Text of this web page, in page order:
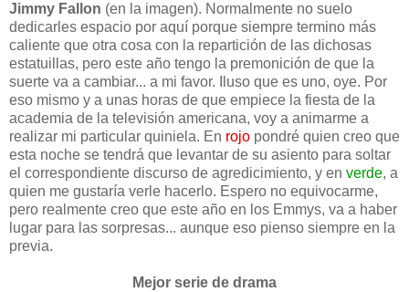
Jimmy Fallon (en la imagen). Normalmente no suelo
dedicarles espacio por aquí porque siempre termino más
caliente que otra cosa con la repartición de las dichosas
estatuillas, pero este año tengo la premonición de que la
suerte va a cambiar... a mi favor. Iluso que es uno, oye. Por
eso mismo y a unas horas de que empiece la fiesta de la
academia de la televisión americana, voy a animarme a
realizar mi particular quiniela. En rojo pondré quien creo que
esta noche se tendrá que levantar de su asiento para soltar
el correspondiente discurso de agredicimiento, y en verde, a
quien me gustaría verle hacerlo. Espero no equivocarme,
pero realmente creo que este año en los Emmys, va a haber
lugar para las sorpresas... aunque eso pienso siempre en la
previa.
Mejor serie de drama